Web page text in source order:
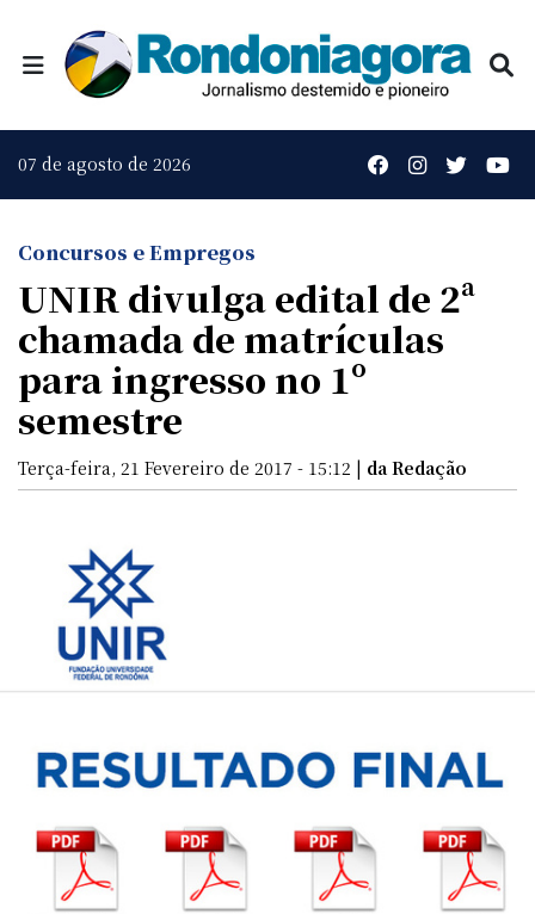
07 de agosto de 2026
Concursos e Empregos
UNIR divulga edital de 2ª
chamada de matrículas
para ingresso no 1º
semestre
Terça-feira, 21 Fevereiro de 2017 - 15:12 | da Redação